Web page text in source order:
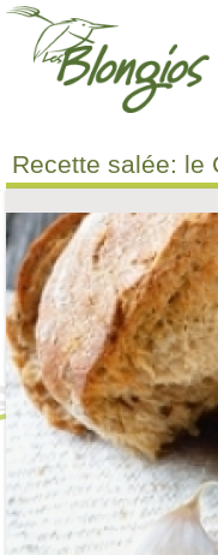
Aller au contenu principal
Recette salée: le